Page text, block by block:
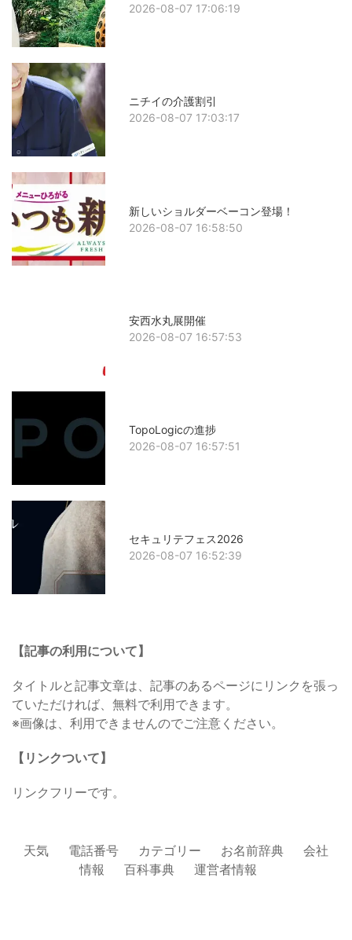
2026-08-07 17:06:19
ニチイの介護割引
2026-08-07 17:03:17
新しいショルダーベーコン登場！
2026-08-07 16:58:50
安西水丸展開催
2026-08-07 16:57:53
TopoLogicの進捗
2026-08-07 16:57:51
セキュリテフェス2026
2026-08-07 16:52:39
【記事の利用について】
タイトルと記事文章は、記事のあるページにリンクを張っ
ていただければ、無料で利用できます。
※画像は、利用できませんのでご注意ください。
【リンクついて】
リンクフリーです。
天気 電話番号 カテゴリー お名前辞典
会社
情報
百科事典 運営者情報